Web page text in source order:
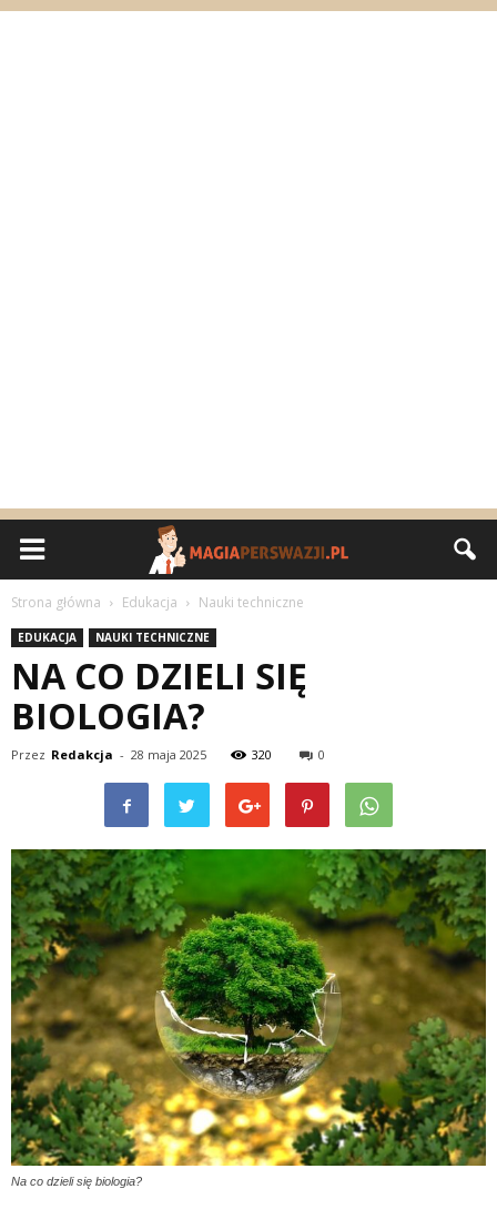
Strona główna Edukacja Nauki techniczne
EDUKACJA NAUKI TECHNICZNE
NA CO DZIELI SIĘ
BIOLOGIA?
Przez Redakcja - 28 maja 2025 320 0
Na co dzieli się biologia?